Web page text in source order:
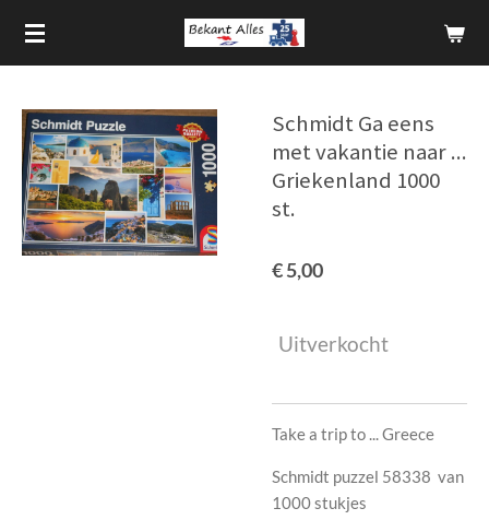
Ga
direct
hoofdinhoud
Schmidt Ga eens
met vakantie naar ...
Griekenland 1000
st.
€ 5,00
Uitverkocht
Take a trip to ... Greece
Schmidt puzzel 58338 van
1000 stukjes